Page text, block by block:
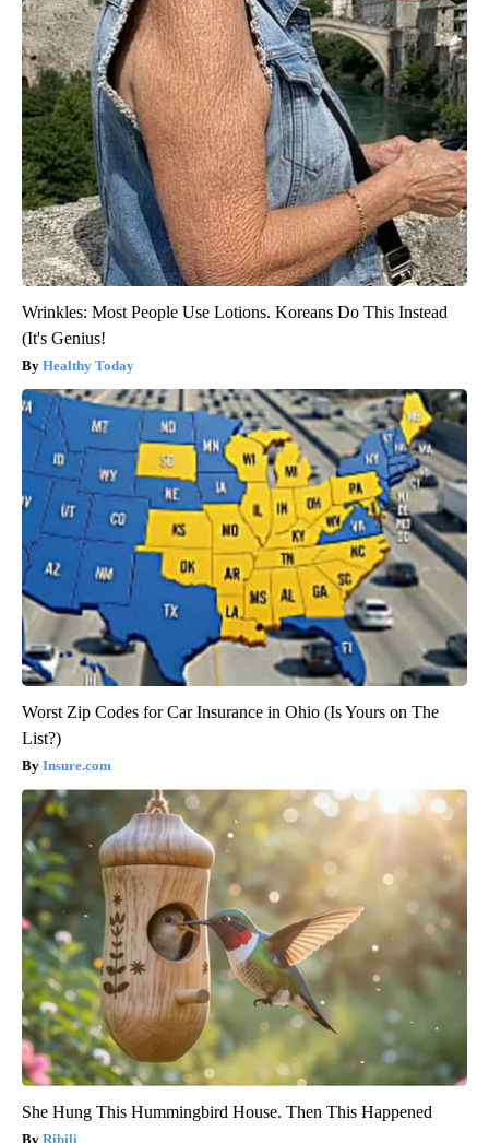
Wrinkles: Most People Use Lotions. Koreans Do This Instead
(It's Genius!
Healthy Today
Worst Zip Codes for Car Insurance in Ohio (Is Yours on The
List?)
Insure.com
She Hung This Hummingbird House. Then This Happened
Ribili